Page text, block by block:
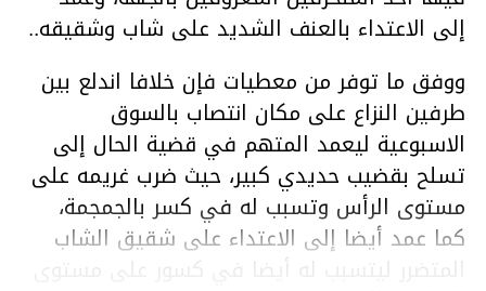
إلى الاعتداء بالعنف الشديد على شاب وشقيقه..
ووفق ما توفر من معطيات فإن خلافا اندلع بين
طرفين النزاع على مكان انتصاب بالسوق
الاسبوعية ليعمد المتهم في قضية الحال إلى
تسلح بقضيب حديدي كبير، حيث ضرب غريمه على
مستوى الرأس وتسبب له في كسر بالجمجمة،
كما عمد أيضا إلى الاعتداء على شقيق الشاب
المتضرر ليتسبب له أيضا في كسور على مستوى